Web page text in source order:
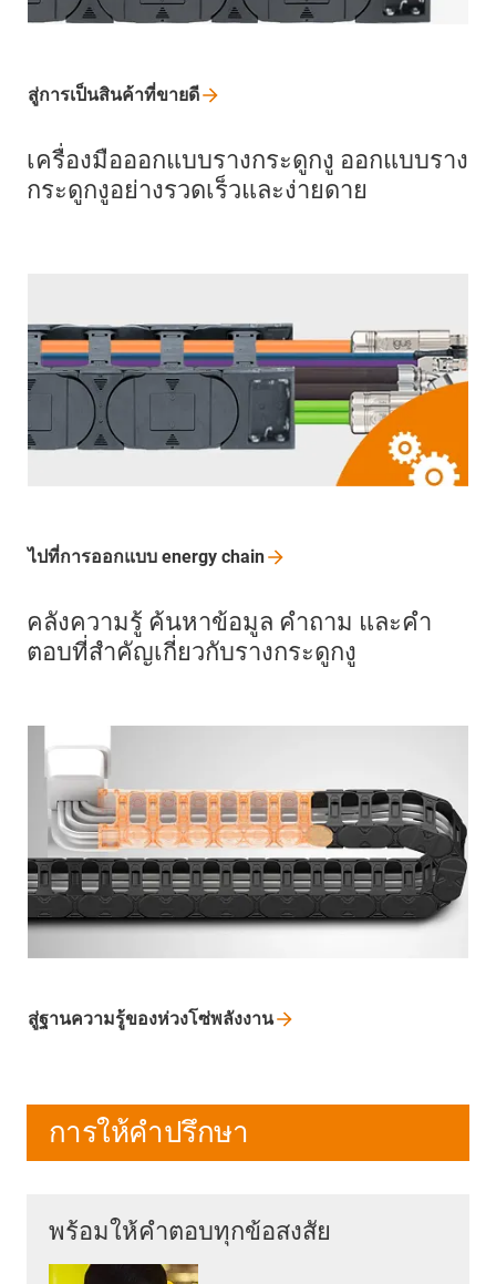
สู่การเป็นสินค้าที่ขายดี
เครื่องมือออกแบบรางกระดูกงู ออกแบบราง
กระดูกงูอย่างรวดเร็วและง่ายดาย
ไปที่การออกแบบ energy chain
คลังความรู้ ค้นหาข้อมูล คำถาม และคำ
ตอบที่สำคัญเกี่ยวกับรางกระดูกงู
สู่ฐานความรู้ของห่วงโซ่พลังงาน
การให้คำปรึกษา
พร้อมให้คำตอบทุกข้อสงสัย